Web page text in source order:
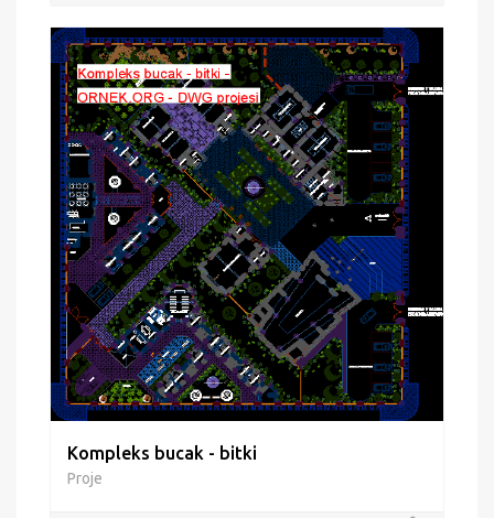
Kompleks bucak - bitki
Proje